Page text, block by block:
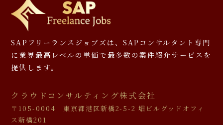
SAPフリーランスジョブズは、SAPコンサルタント専門
に 業界最高レベルの単価で最多数の案件紹介サービスを
提供します。
クラウドコンサルティング株式会社
〒105-0004 東京都港区新橋2-5-2 堀ビルグッドオフィ
ス新橋201